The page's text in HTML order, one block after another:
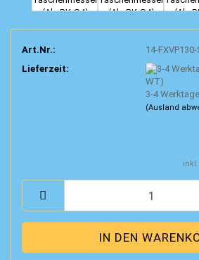
Art.Nr.:
14-
Lieferzeit:
3-4
(Ausland